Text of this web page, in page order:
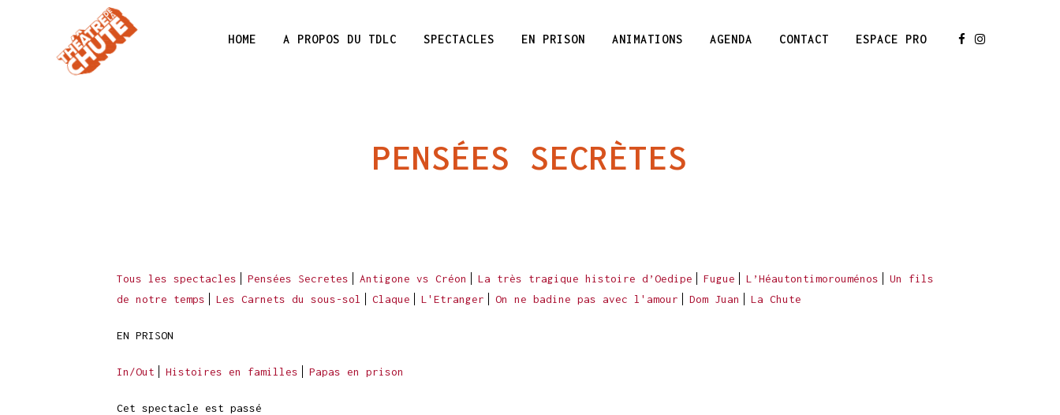
HOME A PROPOS DU TDLC SPECTACLES EN PRISON ANIMATIONS AGENDA CONTACT ESPACE PRO
PENSÉES SECRÈTES
Tous les spectacles Pensées Secretes Antigone vs Créon La très tragique histoire d’Oedipe Fugue L’Héautontimorouménos
Un fils
de notre temps
Les Carnets du sous-sol Claque L'Etranger On ne badine pas avec l'amour Dom Juan La Chute
EN PRISON
In/Out Histoires en familles Papas en prison
Cet spectacle est passé